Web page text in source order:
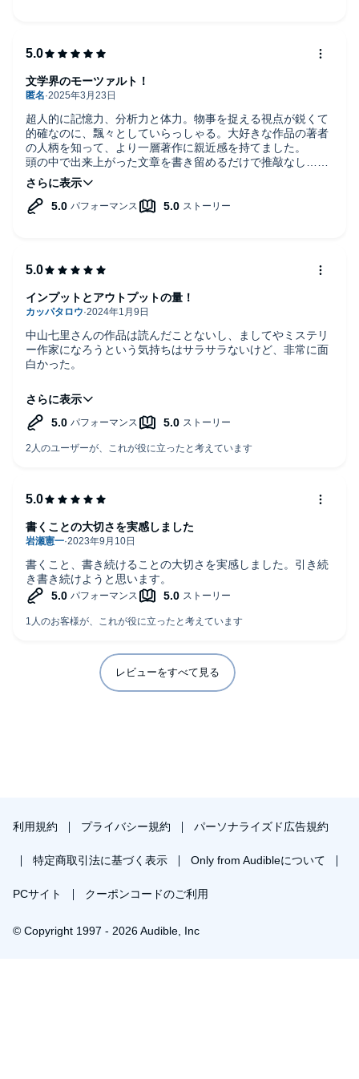
超人的に記憶力、分析力と体力。物事を捉える視点が鋭くて
的確なのに、飄々としていらっしゃる。大好きな作品の著者
の人柄を知って、より一層著作に親近感を持てました。
頭の中で出来上がった文章を書き留めるだけで推敲なし…っ
て、モーツァルトの作曲方法と同じだと思いました。モーツ
ァルトの数倍は長生きして著書数ギネス記録を打ち立ててく
ださると嬉しいです。
文学界のモーツァルト！
中山七里さんの作品は読んだことないし、ましてやミステリ
ー作家になろうという気持ちはサラサラないけど、非常に面
白かった。
というのも、中山七里さんの考え方は面白いし、説得力ある
し、役に立つ情報が満載。
例えば、執筆をしていて行き詰まるのは何故か？→プロット
が足りないから。 売れる作家になるためには？→沢山本を
元々、サラリーマンをしていた人だからなのか、ビジネスマ
ン的な発想で作品作りをしており、参考になることは多い。
まずは1冊、中山七里さんの作品を読んでみようかな？ や
インプットとアウトプットの量！
書くこと、書き続けることの大切さを実感しました。引き続
き書き続けようと思います。
書くことの大切さを実感しました
レビューをすべて見る
利用規約 プライバシー規約 パーソナライズド広告規約
特定商取引法に基づく表示 Only from Audibleについて
PCサイト クーポンコードのご利用
© Copyright 1997 - 2026 Audible, Inc